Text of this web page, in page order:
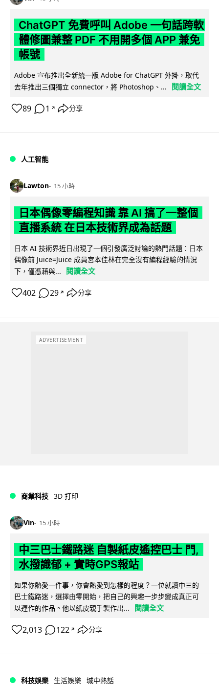
ChatGPT 免費呼叫 Adobe 一句話跨軟
體修圖兼整 PDF 不用開多個 APP 兼免
帳號
Adobe 宣布推出全新統一版 Adobe for ChatGPT 外掛，取代
去年推出三個獨立 connector，將 Photoshop、...
閱讀全文
89 1 ↗ 分享
人工智能
Lawton 15 小時
日本偶像零編程知識 靠 AI 搞了一整個
直播系統 在日本技術界成為話題
日本 AI 技術界近日出現了一個引發廣泛討論的熱門話題：日本
偶像前 Juice=Juice 成員宮本佳林在完全沒有編程經驗的情況
下，僅憑藉與...
閱讀全文
402 29 ↗ 分享
ADVERTISEMENT
商業科技 3D 打印
Vin 15 小時
中三巴士鐵路迷 自製紙皮遙控巴士 門,
水撥識郁 + 實時GPS報站
如果你熱愛一件事，你會熱愛到怎樣的程度？一位就讀中三的
巴士鐵路迷，選擇由零開始，把自己的興趣一步步變成真正可
以運作的作品。他以紙皮親手製作出...
閱讀全文
2,013 122 ↗ 分享
科技娛樂 生活娛樂 城中熱話